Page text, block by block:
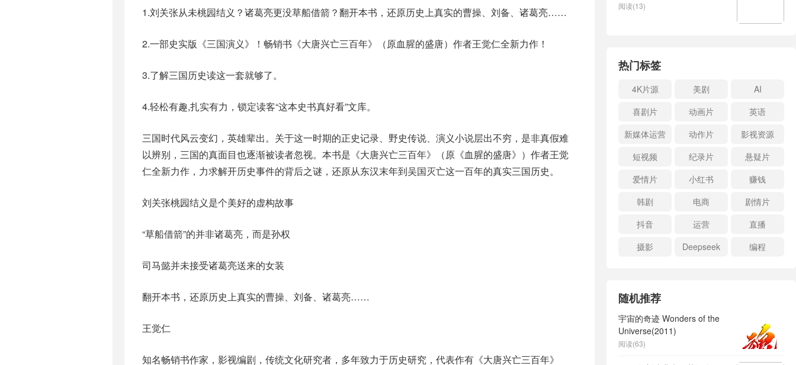
1.刘关张从未桃园结义？诸葛亮更没草船借箭？翻开本书，还原历史上真实的曹操、刘备、诸葛亮……
2.一部史实版《三国演义》！畅销书《大唐兴亡三百年》（原血腥的盛唐）作者王觉仁全新力作！
3.了解三国历史读这一套就够了。
4.轻松有趣,扎实有力，锁定读客“这本史书真好看”文库。
三国时代风云变幻，英雄辈出。关于这一时期的正史记录、野史传说、演义小说层出不穷，是非真假难
以辨别，三国的真面目也逐渐被读者忽视。本书是《大唐兴亡三百年》（原《血腥的盛唐》）作者王觉
仁全新力作，力求解开历史事件的背后之谜，还原从东汉末年到吴国灭亡这一百年的真实三国历史。
刘关张桃园结义是个美好的虚构故事
“草船借箭”的并非诸葛亮，而是孙权
司马懿并未接受诸葛亮送来的女装
翻开本书，还原历史上真实的曹操、刘备、诸葛亮……
王觉仁
知名畅销书作家，影视编剧，传统文化研究者，多年致力于历史研究，代表作有《大唐兴亡三百年》
阅读(13)
热门标签
4K片源 美剧
AI
喜剧片
动画片
英语
新媒体运营
动作片
影视资源
短视频
纪录片
悬疑片
爱情片
小红书
赚钱
韩剧
电商
剧情片
抖音
运营
直播
摄影
Deepseek 编程
随机推荐
宇宙的奇迹 Wonders of the
Universe(2011)
阅读(63)